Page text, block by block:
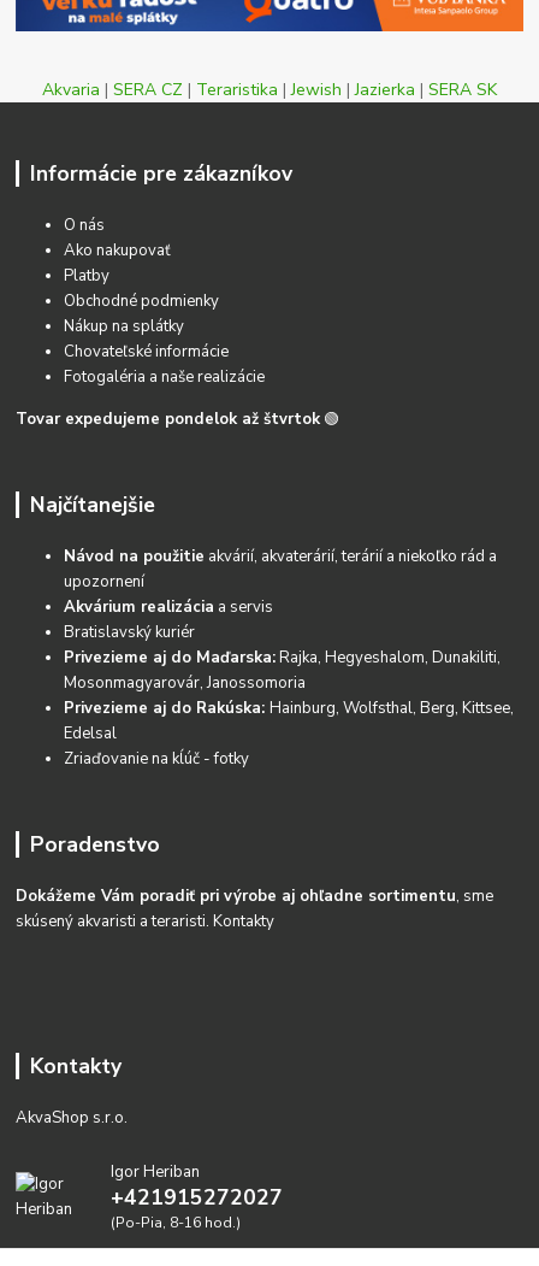
Akvaria | SERA CZ | Teraristika |Jewish |Jazierka | SERA SK
Informácie pre zákazníkov
O nás
Ako nakupovať
Platby
Obchodné podmienky
Nákup na splátky
Chovateľské informácie
Fotogaléria a naše realizácie
Tovar expedujeme pondelok až štvrtok 🟢
Najčítanejšie
Návod na použitie akvárií, akvaterárií, terárií a niekoľko rád a
upozornení
Akvárium realizácia a servis
Bratislavský kuriér
Privezieme aj do Maďarska:Rajka, Hegyeshalom, Dunakiliti,
Mosonmagyarovár, Janossomoria
Privezieme aj do Rakúska:Hainburg, Wolfsthal, Berg, Kittsee,
Edelsal
Zriaďovanie na kĺúč - fotky
Poradenstvo
Dokážeme Vám poradiť pri výrobe aj ohľadne sortimentu, sme
skúsený akvaristi a teraristi.Kontakty
Kontakty
AkvaShop s.r.o.
Igor Heriban
+421915272027
(Po-Pia, 8-16 hod.)